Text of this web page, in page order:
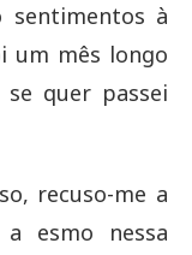
sentimentos à
um mês longo
quer passei
recuso-me a
esmo nessa